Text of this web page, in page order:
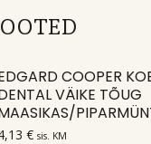
COOPER
VÄIKE TÕUG
€ sis. KM